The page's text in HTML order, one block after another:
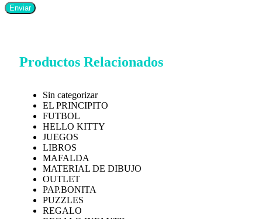
Productos Relacionados
Sin categorizar
EL PRINCIPITO
FUTBOL
HELLO KITTY
JUEGOS
LIBROS
MAFALDA
MATERIAL DE DIBUJO
OUTLET
PAP.BONITA
PUZZLES
REGALO